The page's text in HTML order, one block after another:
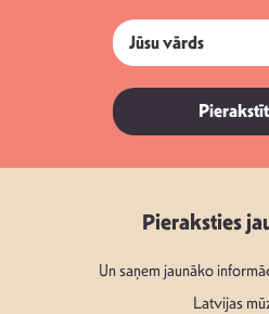
Pieraksties
Un saņem jaunāko
Latvijas